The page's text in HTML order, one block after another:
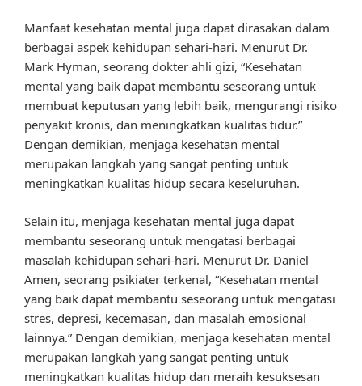
Manfaat kesehatan mental juga dapat dirasakan dalam
berbagai aspek kehidupan sehari-hari. Menurut Dr.
Mark Hyman, seorang dokter ahli gizi, “Kesehatan
mental yang baik dapat membantu seseorang untuk
membuat keputusan yang lebih baik, mengurangi risiko
penyakit kronis, dan meningkatkan kualitas tidur.”
Dengan demikian, menjaga kesehatan mental
merupakan langkah yang sangat penting untuk
meningkatkan kualitas hidup secara keseluruhan.
Selain itu, menjaga kesehatan mental juga dapat
membantu seseorang untuk mengatasi berbagai
masalah kehidupan sehari-hari. Menurut Dr. Daniel
Amen, seorang psikiater terkenal, “Kesehatan mental
yang baik dapat membantu seseorang untuk mengatasi
stres, depresi, kecemasan, dan masalah emosional
lainnya.” Dengan demikian, menjaga kesehatan mental
merupakan langkah yang sangat penting untuk
meningkatkan kualitas hidup dan meraih kesuksesan